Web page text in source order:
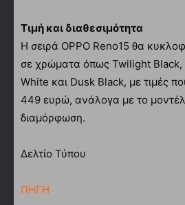
Τιμή και διαθεσιμότητα
Η σειρά OPPO Reno15 θα
σε χρώματα όπως Twilight
White και Dusk Black, με τιμές
449 ευρώ, ανάλογα με το
διαμόρφωση.
Δελτίο Τύπου
ΠΗΓΗ